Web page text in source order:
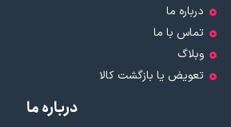
درباره ما
تماس با ما
وبلاگ
تعویض یا بازگشت کالا
درباره ما